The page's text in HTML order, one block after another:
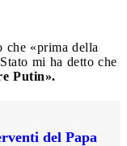
che «prima della
mi ha detto che
Putin».
del Papa